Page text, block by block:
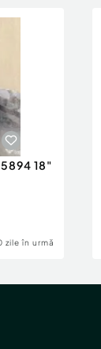
18"
zile în urmă